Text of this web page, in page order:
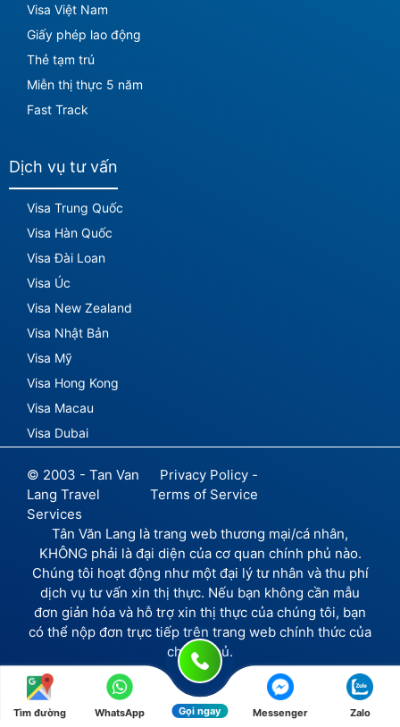
Visa Việt Nam
Giấy phép lao động
Thẻ tạm trú
Miễn thị thực 5 năm
Fast Track
Dịch vụ tư vấn
Visa Trung Quốc
Visa Hàn Quốc
Visa Đài Loan
Visa Úc
Visa New Zealand
Visa Nhật Bản
Visa Mỹ
Visa Hong Kong
Visa Macau
Visa Dubai
© 2003 - Tan Van
Lang Travel
Services
Privacy Policy -
Terms of Service
Tân Văn Lang là trang web thương mại/cá nhân,
KHÔNG phải là đại diện của cơ quan chính phủ nào.
Chúng tôi hoạt động như một đại lý tư nhân và thu phí
dịch vụ tư vấn xin thị thực. Nếu bạn không cần mẫu
đơn giản hóa và hỗ trợ xin thị thực của chúng tôi, bạn
có thể nộp đơn trực tiếp trên trang web chính thức của
chính phủ.
Tìm đường WhatsApp Gọi ngay Messenger Zalo